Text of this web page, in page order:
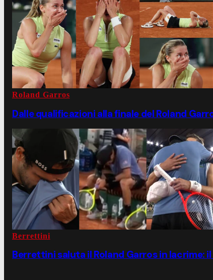
Roland Garros
Dalle qualificazioni alla finale del Roland
Berrettini
Berrettini saluta il Roland Garros in lacrime: